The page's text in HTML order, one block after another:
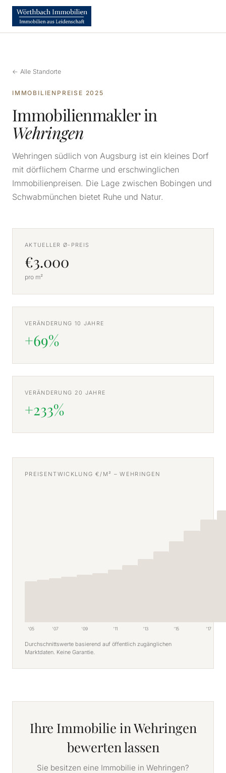
← Alle Standorte
IMMOBILIENPREISE 2025
Immobilienmakler in
Wehringen
Wehringen südlich von Augsburg ist ein kleines Dorf
mit dörflichem Charme und erschwinglichen
Immobilienpreisen. Die Lage zwischen Bobingen und
Schwabmünchen bietet Ruhe und Natur.
AKTUELLER Ø-PREIS
€3.000
pro m²
VERÄNDERUNG 10 JAHRE
+69%
VERÄNDERUNG 20 JAHRE
+233%
PREISENTWICKLUNG €/M² – WEHRINGEN
'05 '07 '09 '11 '13 '15 '17
Durchschnittswerte basierend auf öffentlich zugänglichen
Marktdaten. Keine Garantie.
Ihre Immobilie in Wehringen
bewerten lassen
Sie besitzen eine Immobilie in Wehringen?